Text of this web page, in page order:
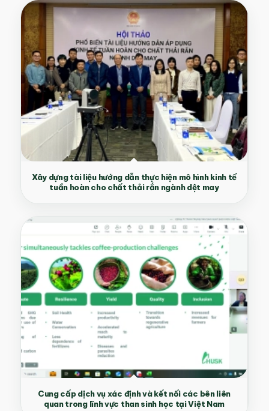
Xây dựng tài liệu hướng dẫn thực hiện mô hình kinh tế
tuần hoàn cho chất thải rắn ngành dệt may
Cung cấp dịch vụ xác định và kết nối các bên liên
quan trong lĩnh vực than sinh học tại Việt Nam